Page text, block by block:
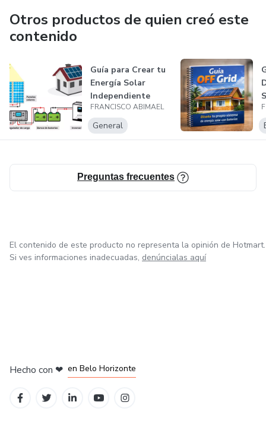
Otros productos de quien creó este
contenido
Guía para Crear tu
Energía Solar
Independiente
FRANCISCO ABIMAEL
General
Preguntas frecuentes
El contenido de este producto no representa la opinión de Hotmart.
Si ves informaciones inadecuadas, denúncialas aquí
Hecho con ❤ en Belo Horizonte